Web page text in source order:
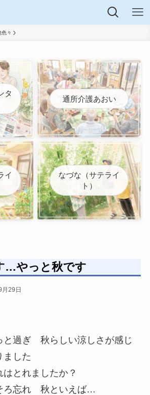
色々
タ
通所介護あおい
イ
なづな（サテライ
ト）
…やっと秋です
29日
と過ぎ 秋らしい涼しさが感じ
ました
とれましたか？
ろ忘れ 秋といえば…